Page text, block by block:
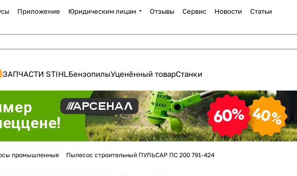
Приложение Юридическим лицам Отзывы Сервис Новости Статьи
ЗАПЧАСТИ STIHLБензопилыУценённый товарСтанки
промышленные Пылесос строительный ПУЛЬСАР ПС 200 791-424